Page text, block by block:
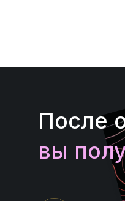
После
вы